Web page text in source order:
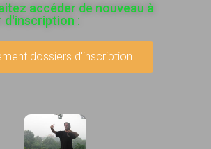
accéder de nouveau à
d'inscription :
dossiers d'inscription